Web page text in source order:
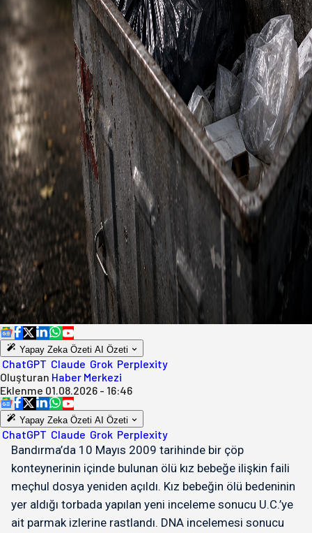
Yapay Zeka Özeti AI Özeti
ChatGPT Claude Grok Perplexity
Oluşturan Haber Merkezi
Eklenme 01.08.2026 - 16:46
Yapay Zeka Özeti AI Özeti
ChatGPT Claude Grok Perplexity
Bandırma’da 10 Mayıs 2009 tarihinde bir çöp
konteynerinin içinde bulunan ölü kız bebeğe ilişkin faili
meçhul dosya yeniden açıldı. Kız bebeğin ölü bedeninin
yer aldığı torbada yapılan yeni inceleme sonucu U.C.’ye
ait parmak izlerine rastlandı. DNA incelemesi sonucu